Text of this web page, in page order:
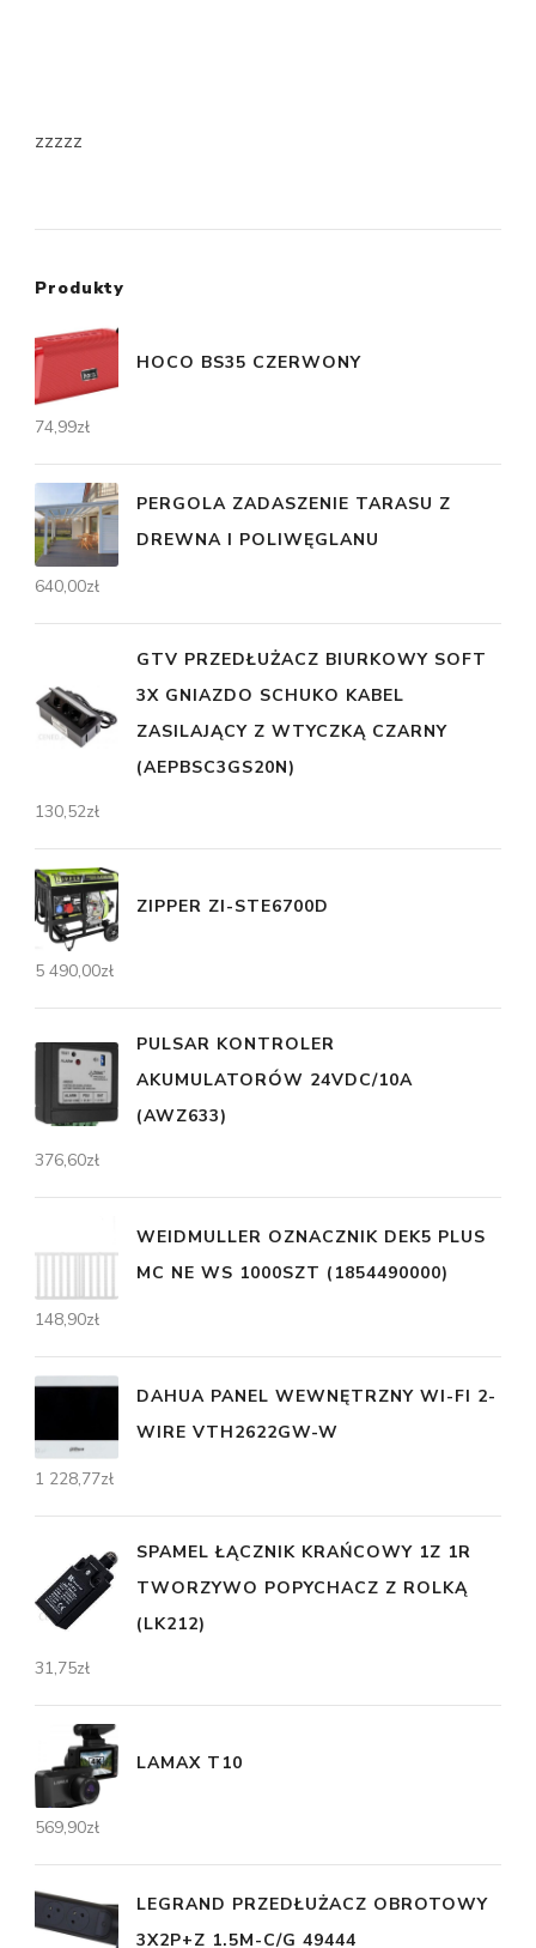
zzzzz
Produkty
HOCO BS35 CZERWONY
74,99zł
PERGOLA ZADASZENIE TARASU Z
DREWNA I POLIWĘGLANU
640,00zł
GTV PRZEDŁUŻACZ BIURKOWY SOFT
3X GNIAZDO SCHUKO KABEL
ZASILAJĄCY Z WTYCZKĄ CZARNY
(AEPBSC3GS20N)
130,52zł
ZIPPER ZI-STE6700D
5 490,00zł
PULSAR KONTROLER
AKUMULATORÓW 24VDC/10A
(AWZ633)
376,60zł
WEIDMULLER OZNACZNIK DEK5 PLUS
MC NE WS 1000SZT (1854490000)
148,90zł
DAHUA PANEL WEWNĘTRZNY WI-FI 2-
WIRE VTH2622GW-W
1 228,77zł
SPAMEL ŁĄCZNIK KRAŃCOWY 1Z 1R
TWORZYWO POPYCHACZ Z ROLKĄ
(LK212)
31,75zł
LAMAX T10
569,90zł
LEGRAND PRZEDŁUŻACZ OBROTOWY
3X2P+Z 1.5M-C/G 49444